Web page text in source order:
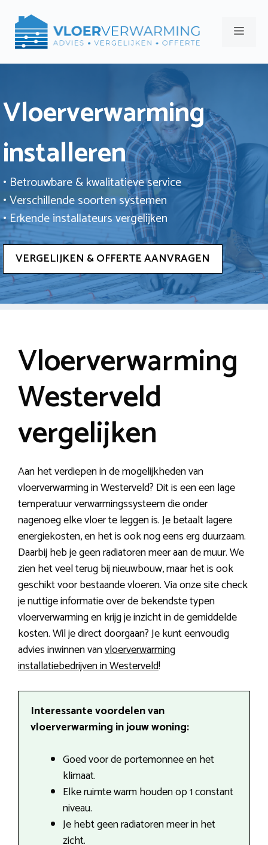
naar
Menu
Vloerverwarming
installeren
• Betrouwbare & kwalitatieve service
• Verschillende soorten systemen
• Erkende installateurs vergelijken
VERGELIJKEN & OFFERTE AANVRAGEN
Vloerverwarming
Westerveld
vergelijken
Aan het verdiepen in de mogelijkheden van
vloerverwarming in Westerveld? Dit is een een lage
temperatuur verwarmingssysteem die onder
nagenoeg elke vloer te leggen is. Je betaalt lagere
energiekosten, en het is ook nog eens erg duurzaam.
Daarbij heb je geen radiatoren meer aan de muur. We
zien het veel terug bij nieuwbouw, maar het is ook
geschikt voor bestaande vloeren. Via onze site check
je nuttige informatie over de bekendste typen
vloerverwarming en krijg je inzicht in de gemiddelde
kosten. Wil je direct doorgaan? Je kunt eenvoudig
advies inwinnen vanvloerverwarming
installatiebedrijven in Westerveld!
Interessante voordelen van
vloerverwarming in jouw woning:
Goed voor de portemonnee en het
klimaat.
Elke ruimte warm houden op 1 constant
niveau.
Je hebt geen radiatoren meer in het
zicht.